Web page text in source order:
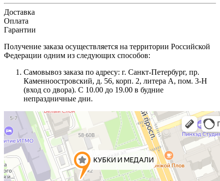
Доставка
Оплата
Гарантии
Получение заказа осуществляется на территории Российской
Федерации одним из следующих способов:
Самовывоз заказа по адресу: г. Санкт-Петербург, пр.
Каменноостровский, д. 56, корп. 2, литера А, пом. 3-Н
(вход со двора). С 10.00 до 19.00 в будние
непраздничные дни.